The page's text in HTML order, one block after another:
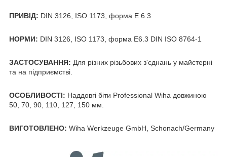
ПРИВІД: DIN 3126, ISO 1173, форма Е 6.3
НОРМИ: DIN 3126, ISO 1173, форма E6.3 DIN ISO 8764-1
ЗАСТОСУВАННЯ: Для різних різьбових з'єднань у майстерні
та на підприємстві.
ОСОБЛИВОСТІ: Наддовгі біти Professional Wiha довжиною
50, 70, 90, 110, 127, 150 мм.
ВИГОТОВЛЕНО: Wiha Werkzeuge GmbH, Schonach/Germany